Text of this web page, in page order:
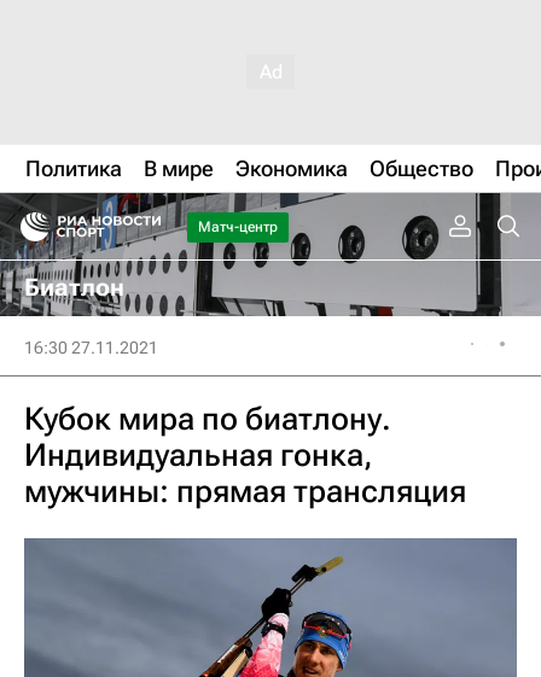
Политика В мире Экономика Общество
Матч-центр
Биатлон
16:30 27.11.2021
Кубок мира по биатлону.
Индивидуальная гонка,
мужчины: прямая трансляция